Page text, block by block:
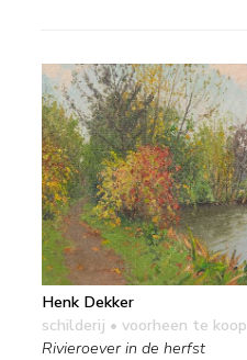
Henk Dekker
schilderij • voorheen te koop
Rivieroever in de herfst